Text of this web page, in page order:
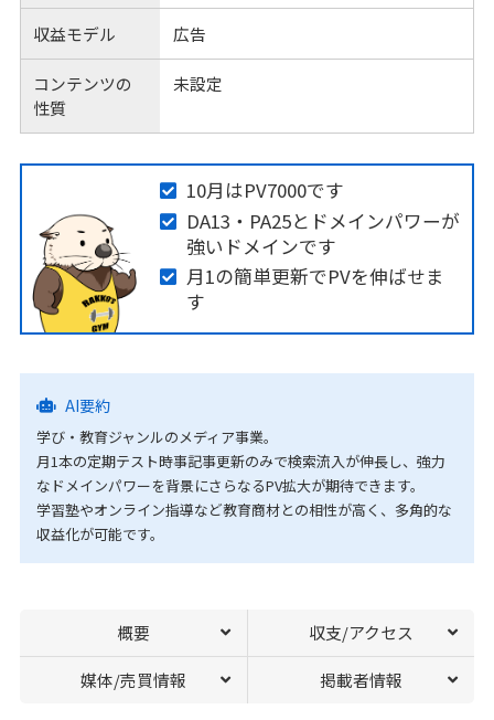
収益モデル 広告
コンテンツの
性質
未設定
10月はPV7000です
DA13・PA25とドメインパワーが
強いドメインです
月1の簡単更新でPVを伸ばせま
す
AI要約
学び・教育ジャンルのメディア事業。
月1本の定期テスト時事記事更新のみで検索流入が伸長し、強力
なドメインパワーを背景にさらなるPV拡大が期待できます。
学習塾やオンライン指導など教育商材との相性が高く、多角的な
収益化が可能です。
概要 収支/アクセス
媒体/売買情報 掲載者情報